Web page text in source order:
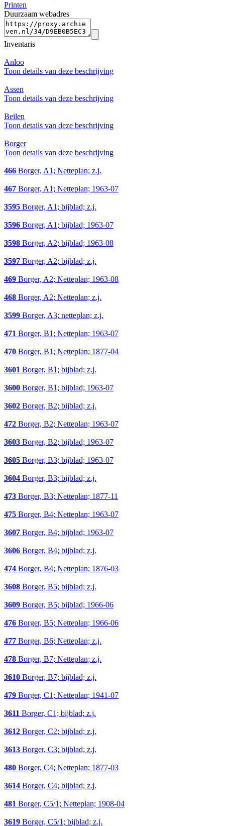
Printen
Duurzaam webadres
Inventaris
Anloo
Toon details van deze beschrijving
Assen
Toon details van deze beschrijving
Beilen
Toon details van deze beschrijving
Borger
Toon details van deze beschrijving
466 Borger, A1; Netteplan; z.j.
467 Borger, A1; Netteplan; 1963-07
3595 Borger, A1; bijblad; z.j.
3596 Borger, A1; bijblad; 1963-07
3598 Borger, A2; bijblad; 1963-08
3597 Borger, A2; bijblad; z.j.
469 Borger, A2; Netteplan; 1963-08
468 Borger, A2; Netteplan; z.j.
3599 Borger, A3; netteplan; z.j.
471 Borger, B1; Netteplan; 1963-07
470 Borger, B1; Netteplan; 1877-04
3601 Borger, B1; bijblad; z.j.
3600 Borger, B1; bijblad; 1963-07
3602 Borger, B2; bijblad; z.j.
472 Borger, B2; Netteplan; 1963-07
3603 Borger, B2; bijblad; 1963-07
3605 Borger, B3; bijblad; 1963-07
3604 Borger, B3; bijblad; z.j.
473 Borger, B3; Netteplan; 1877-11
475 Borger, B4; Netteplan; 1963-07
3607 Borger, B4; bijblad; 1963-07
3606 Borger, B4; bijblad; z.j.
474 Borger, B4; Netteplan; 1876-03
3608 Borger, B5; bijblad; z.j.
3609 Borger, B5; bijblad; 1966-06
476 Borger, B5; Netteplan; 1966-06
477 Borger, B6; Netteplan; z.j.
478 Borger, B7; Netteplan; z.j.
3610 Borger, B7; bijblad; z.j.
479 Borger, C1; Netteplan; 1941-07
3611 Borger, C1; bijblad; z.j.
3612 Borger, C2; bijblad; z.j.
3613 Borger, C3; bijblad; z.j.
480 Borger, C4; Netteplan; 1877-03
3614 Borger, C4; bijblad; z.j.
481 Borger, C5/1; Netteplan; 1908-04
3619 Borger, C5/1; bijblad; z.j.